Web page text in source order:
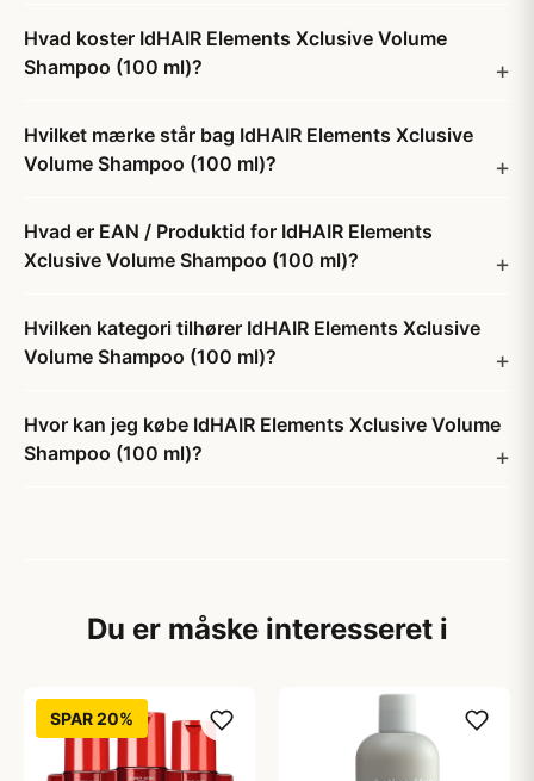
Hvad koster IdHAIR Elements Xclusive Volume
Shampoo (100 ml)?
Hvilket mærke står bag IdHAIR Elements Xclusive
Volume Shampoo (100 ml)?
Hvad er EAN / Produktid for IdHAIR Elements
Xclusive Volume Shampoo (100 ml)?
Hvilken kategori tilhører IdHAIR Elements Xclusive
Volume Shampoo (100 ml)?
Hvor kan jeg købe IdHAIR Elements Xclusive Volume
Shampoo (100 ml)?
Du er måske interesseret i
SPAR 20%